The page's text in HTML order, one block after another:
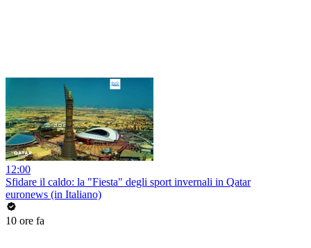
12:00
Sfidare il caldo: la "Fiesta" degli sport invernali in Qatar
euronews (in Italiano)
10 ore fa